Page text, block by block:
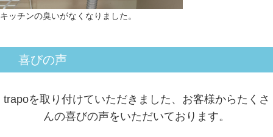
キッチンの臭いがなくなりました。
喜びの声
trapoを取り付けていただきました、お客様からたくさ
んの喜びの声をいただいております。